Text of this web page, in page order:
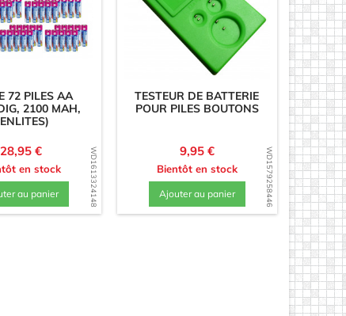
WD1613324148
72 PILES AA
2100 MAH,
Prix
28,95 €
en stock
au panier WD1579258446
TESTEUR DE BATTERIE
POUR PILES BOUTONS
Prix
9,95 €
Bientôt en stock
Ajouter au panier